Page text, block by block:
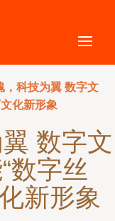
，科技为翼 数字文
化新形象
数字文
数字丝
新形象